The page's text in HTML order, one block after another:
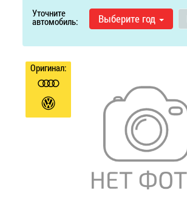
Уточните
автомобиль: Выберите год
Оригинал: